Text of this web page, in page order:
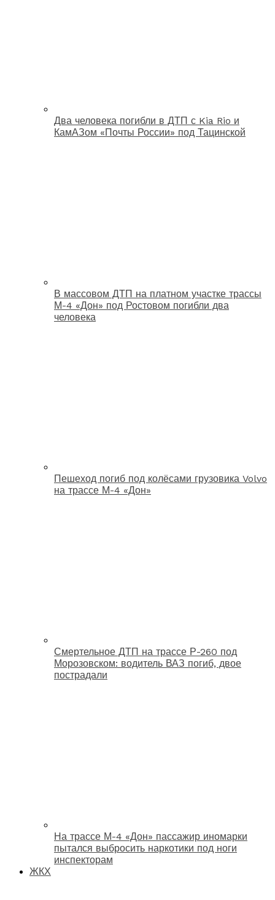
Два человека погибли в ДТП с Kia Rio и
КамАЗом «Почты России» под Тацинской
В массовом ДТП на платном участке трассы
М-4 «Дон» под Ростовом погибли два
человека
Пешеход погиб под колёсами грузовика Volvo
на трассе М-4 «Дон»
Смертельное ДТП на трассе Р-260 под
Морозовском: водитель ВАЗ погиб, двое
пострадали
На трассе М-4 «Дон» пассажир иномарки
пытался выбросить наркотики под ноги
инспекторам
ЖКХ